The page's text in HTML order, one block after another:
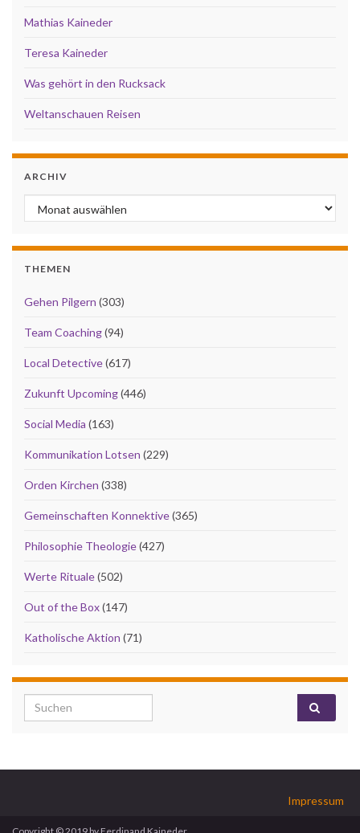
Mathias Kaineder
Teresa Kaineder
Was gehört in den Rucksack
Weltanschauen Reisen
ARCHIV
Archiv
THEMEN
Gehen Pilgern (303)
Team Coaching(94)
Local Detective(617)
Zukunft Upcoming(446)
Social Media (163)
Kommunikation Lotsen (229)
Orden Kirchen (338)
Gemeinschaften Konnektive(365)
Philosophie Theologie(427)
Werte Rituale(502)
Out of the Box(147)
Katholische Aktion (71)
Search for:
Impressum